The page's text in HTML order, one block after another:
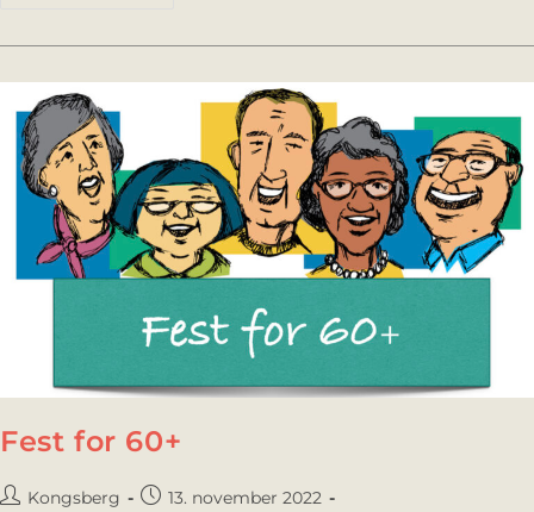
Fest for 60+
Kongsberg
13. november 2022